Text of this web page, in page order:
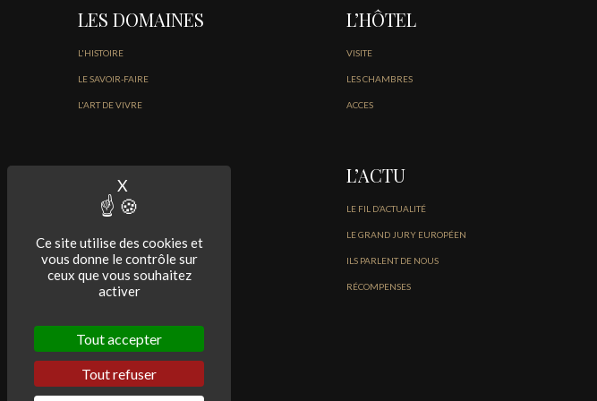
Ce site utilise des cookies et
vous donne le contrôle sur
ceux que vous souhaitez
activer
Tout accepter
Tout refuser
X Masquer le bandeau des cookies
LES DOMAINES
L'HISTOIRE
LE SAVOIR-FAIRE
L'ART DE VIVRE
LES VINS
NOS VINS DU MÉDOC
L’HÔTEL
VISITE
LES CHAMBRES
ACCES
L’ACTU
LE FIL D’ACTUALITÉ
LE GRAND JURY EUROPÉEN
ILS PARLENT DE NOUS
RÉCOMPENSES